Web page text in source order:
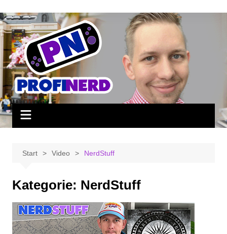
Inhalt
springen
Start Video NerdStuff
Kategorie: NerdStuff